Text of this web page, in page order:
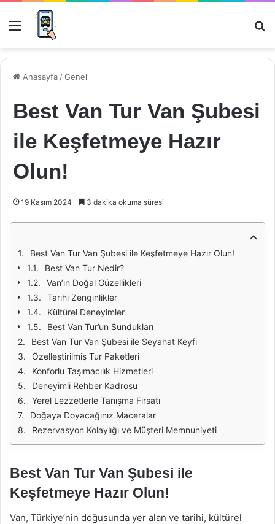
Menü
Anasayfa /Genel
Best Van Tur Van Şubesi
ile Keşfetmeye Hazır
Olun!
19 Kasım 2024 3 dakika okuma süresi
Best Van Tur Van Şubesi ile Keşfetmeye Hazır Olun!
Best Van Tur Nedir?
Van’ın Doğal Güzellikleri
Tarihi Zenginlikler
Kültürel Deneyimler
Best Van Tur’un Sundukları
Best Van Tur Van Şubesi ile Seyahat Keyfi
Özelleştirilmiş Tur Paketleri
Konforlu Taşımacılık Hizmetleri
Deneyimli Rehber Kadrosu
Yerel Lezzetlerle Tanışma Fırsatı
Doğaya Doyacağınız Maceralar
Rezervasyon Kolaylığı ve Müşteri Memnuniyeti
Best Van Tur Van Şubesi ile
Keşfetmeye Hazır Olun!
Van, Türkiye’nin doğusunda yer alan ve tarihi, kültürel